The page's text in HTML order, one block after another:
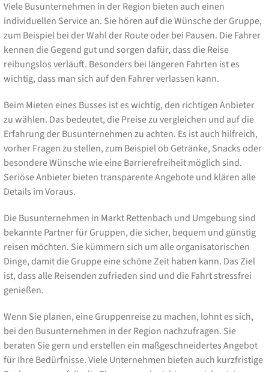
Viele Busunternehmen in der Region bieten auch einen
individuellen Service an. Sie hören auf die Wünsche der Gruppe,
zum Beispiel bei der Wahl der Route oder bei Pausen. Die Fahrer
kennen die Gegend gut und sorgen dafür, dass die Reise
reibungslos verläuft. Besonders bei längeren Fahrten ist es
wichtig, dass man sich auf den Fahrer verlassen kann.
Beim Mieten eines Busses ist es wichtig, den richtigen Anbieter
zu wählen. Das bedeutet, die Preise zu vergleichen und auf die
Erfahrung der Busunternehmen zu achten. Es ist auch hilfreich,
vorher Fragen zu stellen, zum Beispiel ob Getränke, Snacks oder
besondere Wünsche wie eine Barrierefreiheit möglich sind.
Seriöse Anbieter bieten transparente Angebote und klären alle
Details im Voraus.
Die Busunternehmen in Markt Rettenbach und Umgebung sind
bekannte Partner für Gruppen, die sicher, bequem und günstig
reisen möchten. Sie kümmern sich um alle organisatorischen
Dinge, damit die Gruppe eine schöne Zeit haben kann. Das Ziel
ist, dass alle Reisenden zufrieden sind und die Fahrt stressfrei
genießen.
Wenn Sie planen, eine Gruppenreise zu machen, lohnt es sich,
bei den Busunternehmen in der Region nachzufragen. Sie
beraten Sie gern und erstellen ein maßgeschneidertes Angebot
für Ihre Bedürfnisse. Viele Unternehmen bieten auch kurzfristige